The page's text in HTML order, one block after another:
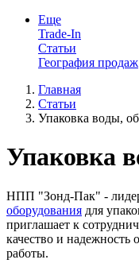
Еще
Trade-In
Статьи
География продаж
Главная
Статьи
Упаковка воды,
Упаковка
НПП "Зонд-Пак" -
оборудования для
приглашает к
качество и надежность
работы.